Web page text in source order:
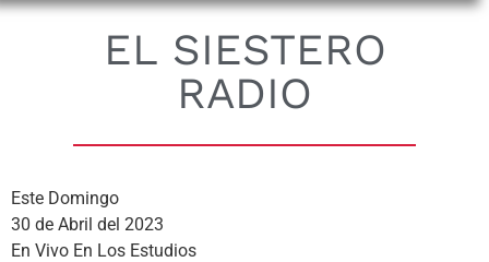
EL SIESTERO
RADIO
Este Domingo
30 de Abril del 2023
En Vivo En Los Estudios